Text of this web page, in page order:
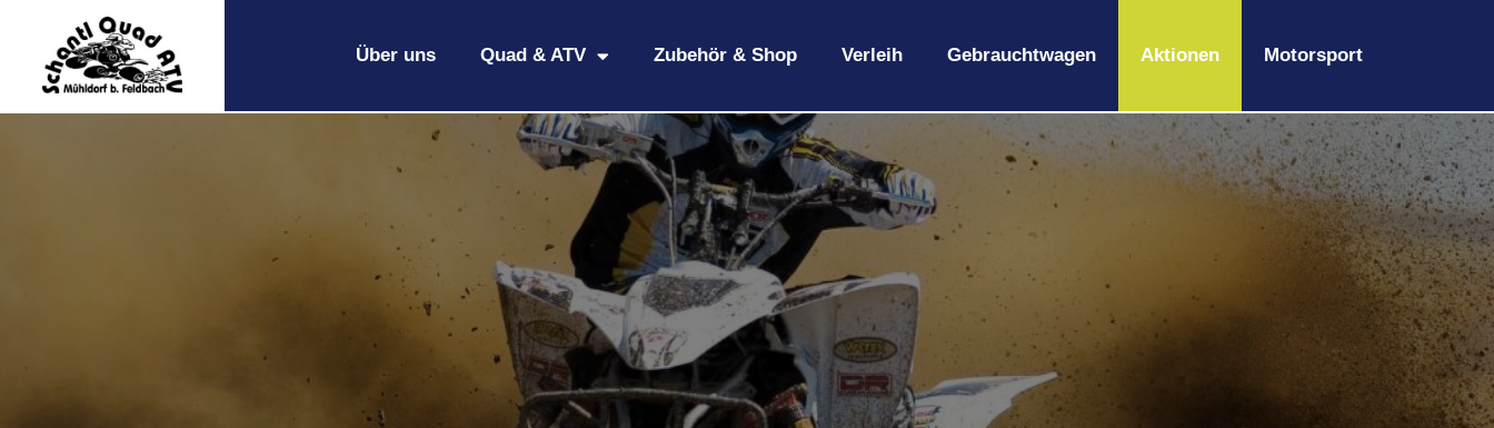
Über uns Quad & ATV Zubehör & Shop Verleih Gebrauchtwagen Aktionen Motorsport